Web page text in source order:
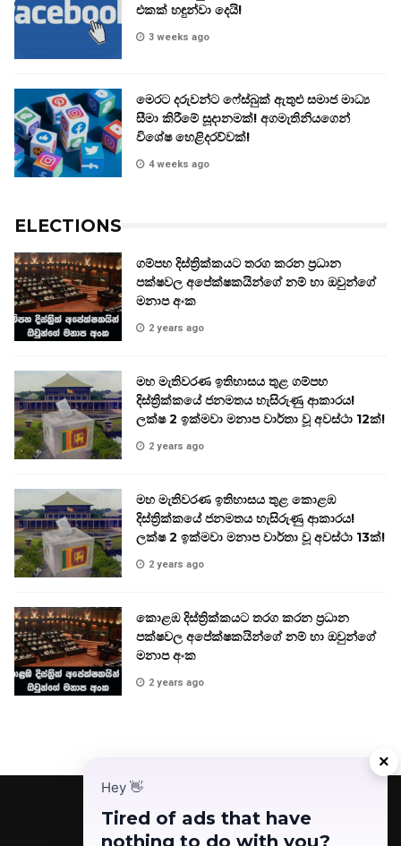
×
Hey 👋
Tired of ads that have
nothing to do with you?
එකක් හඳුන්වා දෙයි!
3 weeks ago
මෙරට දරුවන්ට ෆේස්බුක් ඇතුළු සමාජ මාධ්‍ය
සීමා කිරීමේ සූදානමක්! අගමැතිනියගෙන්
විශේෂ හෙළිදරව්වක්!
4 weeks ago
ELECTIONS
ගම්පහ දිස්ත්‍රික්කයට තරග කරන ප්‍රධාන
පක්ෂවල අපේක්ෂකයින්ගේ නම් හා ඔවුන්ගේ
මනාප අංක
2 years ago
මහ මැතිවරණ ඉතිහාසය තුළ ගම්පහ
දිස්ත්‍රික්කයේ ජනමතය හැසිරුණු ආකාරය!
ලක්ෂ 2 ඉක්මවා මනාප වාර්තා වූ අවස්ථා 12ක්!
2 years ago
මහ මැතිවරණ ඉතිහාසය තුළ කොළඹ
දිස්ත්‍රික්කයේ ජනමතය හැසිරුණු ආකාරය!
ලක්ෂ 2 ඉක්මවා මනාප වාර්තා වූ අවස්ථා 13ක්!
2 years ago
කොළඹ දිස්ත්‍රික්කයට තරග කරන ප්‍රධාන
පක්ෂවල අපේක්ෂකයින්ගේ නම් හා ඔවුන්ගේ
මනාප අංක
2 years ago